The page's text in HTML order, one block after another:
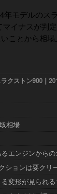
モデルのスラ
イナスが判
ことから相
クストン900｜
相場
エンジンから
ションは要クリ
変形が見られ